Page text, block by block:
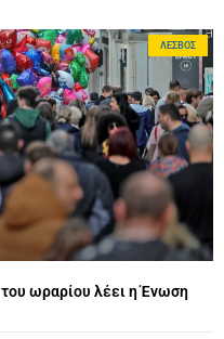
ΛΈΣΒΟΣ
ωραρίου λέει η Ένωση